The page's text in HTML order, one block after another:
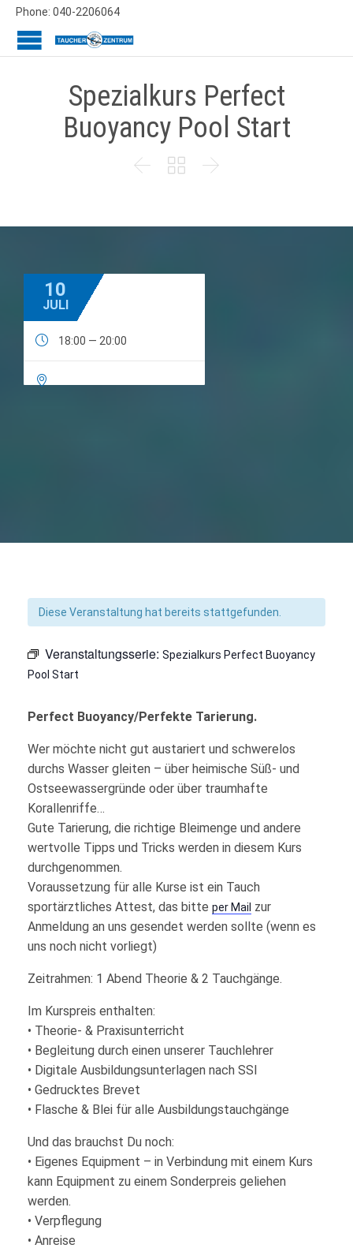
Phone: 040-2206064
Spezialkurs Perfect
Buoyancy Pool Start
  
10
JULI
 18:00 — 20:00

Diese Veranstaltung hat bereits stattgefunden.
Veranstaltungsserie: Spezialkurs Perfect Buoyancy
Pool Start
Perfect Buoyancy/Perfekte Tarierung.
Wer möchte nicht gut austariert und schwerelos
durchs Wasser gleiten – über heimische Süß- und
Ostseewassergründe oder über traumhafte
Korallenriffe…
Gute Tarierung, die richtige Bleimenge und andere
wertvolle Tipps und Tricks werden in diesem Kurs
durchgenommen.
Voraussetzung für alle Kurse ist ein Tauch
sportärztliches Attest, das bitte per Mail zur
Anmeldung an uns gesendet werden sollte (wenn es
uns noch nicht vorliegt)
Zeitrahmen: 1 Abend Theorie & 2 Tauchgänge.
Im Kurspreis enthalten:
• Theorie- & Praxisunterricht
• Begleitung durch einen unserer Tauchlehrer
• Digitale Ausbildungsunterlagen nach SSI
• Gedrucktes Brevet
• Flasche & Blei für alle Ausbildungstauchgänge
Und das brauchst Du noch:
• Eigenes Equipment – in Verbindung mit einem Kurs
kann Equipment zu einem Sonderpreis geliehen
werden.
• Verpflegung
• Anreise